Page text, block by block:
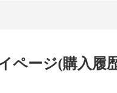
ページ(購入履